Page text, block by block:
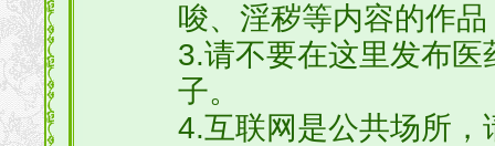
唆、淫秽等内容的作品
3.请不要在这里发布
子。
4.互联网是公共场所